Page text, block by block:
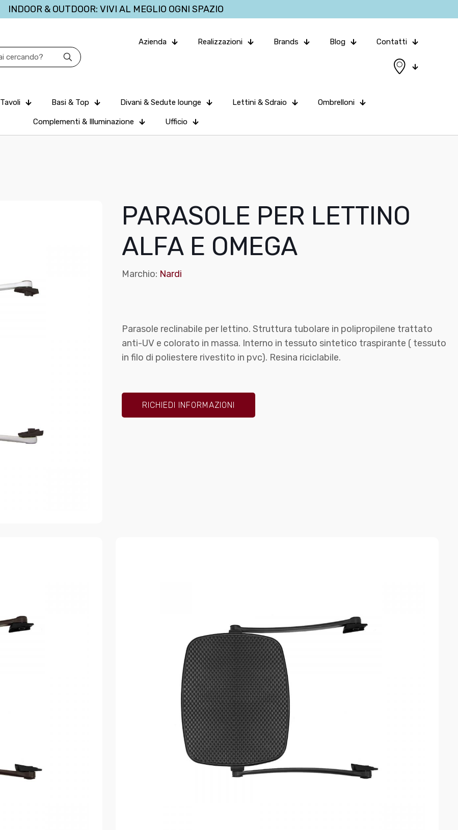
INDOOR & OUTDOOR: VIVI AL MEGLIO OGNI SPAZIO
Azienda Realizzazioni Brands Blog Contatti
Tavoli Basi & Top Divani & Sedute lounge Lettini & Sdraio Ombrelloni
Complementi & Illuminazione Ufficio
PARASOLE PER LETTINO
ALFA E OMEGA
Marchio: Nardi
Parasole reclinabile per lettino. Struttura tubolare in polipropilene trattato
anti-UV e colorato in massa. Interno in tessuto sintetico traspirante ( tessuto
in filo di poliestere rivestito in pvc). Resina riciclabile.
RICHIEDI INFORMAZIONI